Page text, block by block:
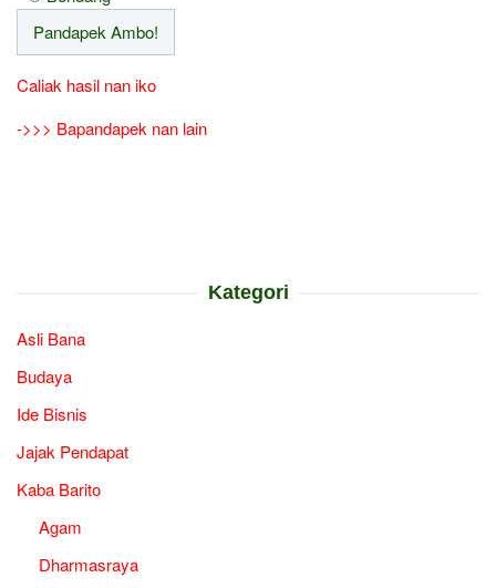
Caliak hasil nan iko
->>> Bapandapek nan lain
Kategori
Asli Bana
Budaya
Ide Bisnis
Jajak Pendapat
Kaba Barito
Agam
Dharmasraya